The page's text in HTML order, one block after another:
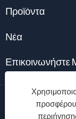
Προϊόντα
Νέα
Επικοινωνήστε
Πνευματικά
Technology Co.,